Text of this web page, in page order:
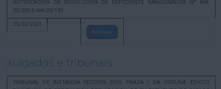
NOTIFICACION DE RESOLUCION DE EXPEDIENTE SANCIONADOR Nº MA-
20/200 E MA-20/195
25/02/2021
Amosar
Xulgados e tribunais
TRIBUNAL DE INSTANCIA SECCIÓN CIVIL PRAZA 7 DA CORUÑA. EDICTO